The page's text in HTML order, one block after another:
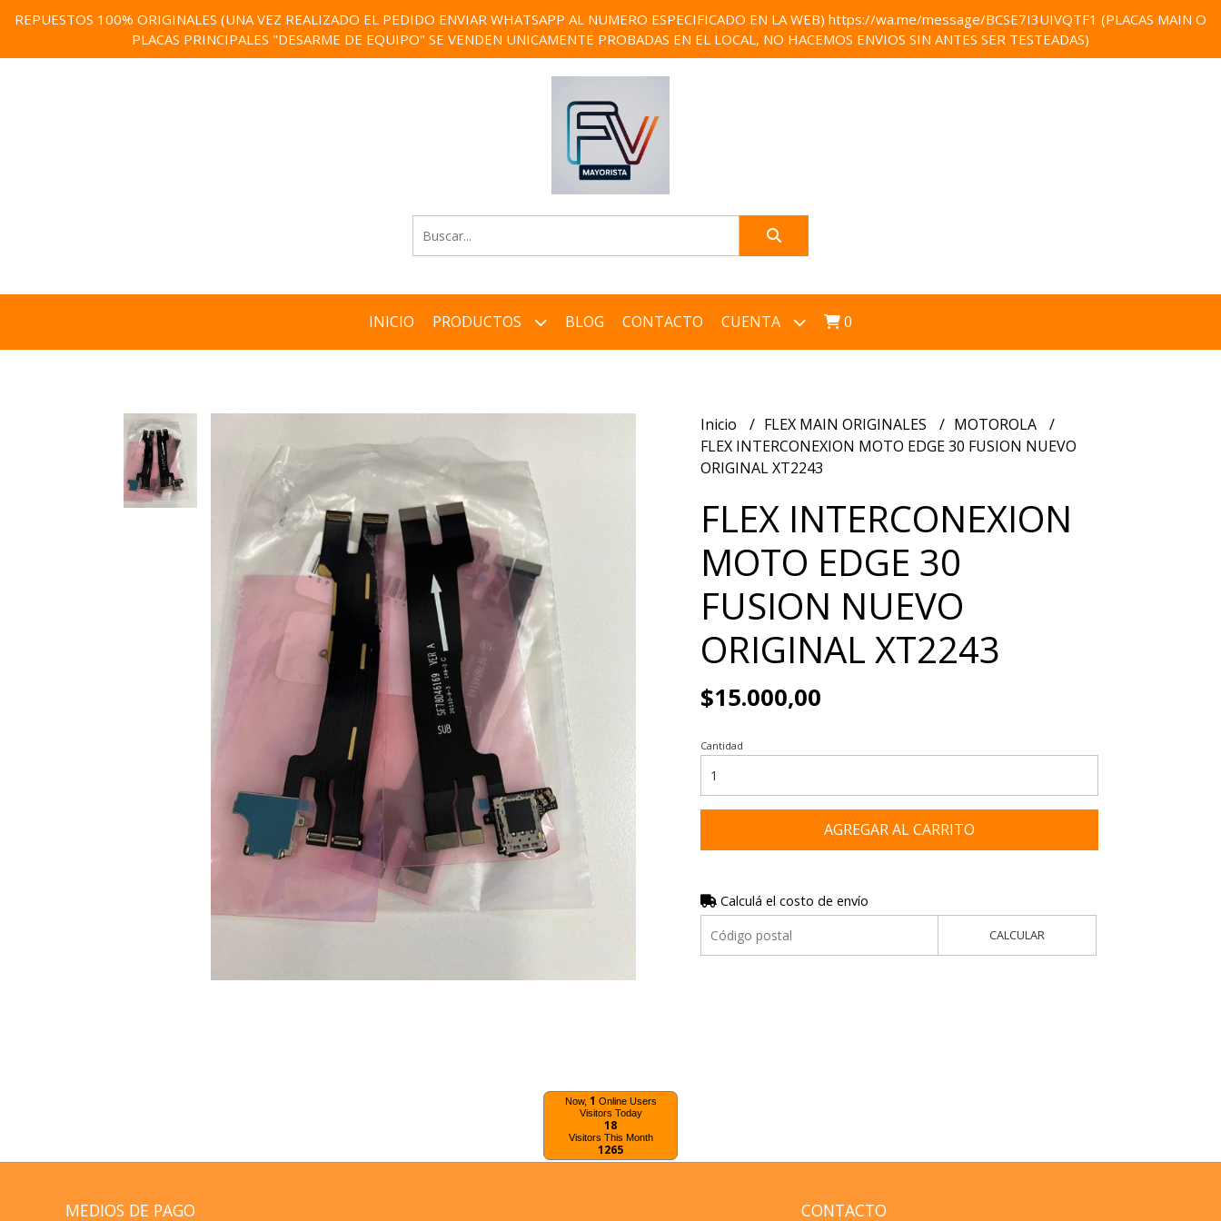
REPUESTOS 100% ORIGINALES (UNA VEZ REALIZADO EL PEDIDO ENVIAR WHATSAPP AL NUMERO ESPECIFICADO EN LA WEB) https://wa.me/message/BCSE7I3UIVQTF1 (PLACAS MAIN O
PLACAS PRINCIPALES "DESARME DE EQUIPO" SE VENDEN UNICAMENTE PROBADAS EN EL LOCAL, NO HACEMOS ENVIOS SIN ANTES SER TESTEADAS)
INICIO PRODUCTOS BLOG CONTACTO CUENTA 0
Inicio FLEX MAIN ORIGINALES
MOTOROLA
FLEX INTERCONEXION MOTO EDGE 30 FUSION NUEVO
ORIGINAL XT2243
FLEX INTERCONEXION
MOTO EDGE 30
FUSION NUEVO
ORIGINAL XT2243
$15.000,00
Cantidad
AGREGAR AL CARRITO
Calculá el costo de envío
CALCULAR
Now, 1 Online Users
Visitors Today
18
Visitors This Month
1265
MEDIOS DE PAGO CONTACTO